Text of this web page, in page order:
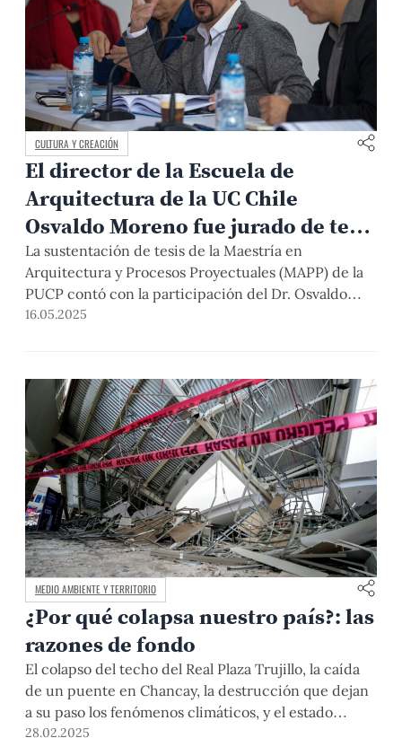
CULTURA Y CREACIÓN
El director de la Escuela de
Arquitectura de la UC Chile
Osvaldo Moreno fue jurado de tesis
de posgrado PUCP y docente
invitado
La sustentación de tesis de la Maestría en
Arquitectura y Procesos Proyectuales (MAPP) de la
PUCP contó con la participación del Dr. Osvaldo
Moreno, director de la Escuela de Arquitectura de la
perspectiva regional e internacional que enriqueció
el análisis de los trabajos presentados.
16.05.2025
MEDIO AMBIENTE Y TERRITORIO
¿Por qué colapsa nuestro país?: las
razones de fondo
El colapso del techo del Real Plaza Trujillo, la caída
de un puente en Chancay, la destrucción que dejan
a su paso los fenómenos climáticos, y el estado
lamentable de colegios y centros de salud no son
28.02.2025